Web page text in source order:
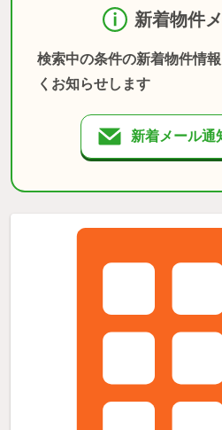
新着物件
検索中の条件の新着物件情
くお知らせします
新着メール通